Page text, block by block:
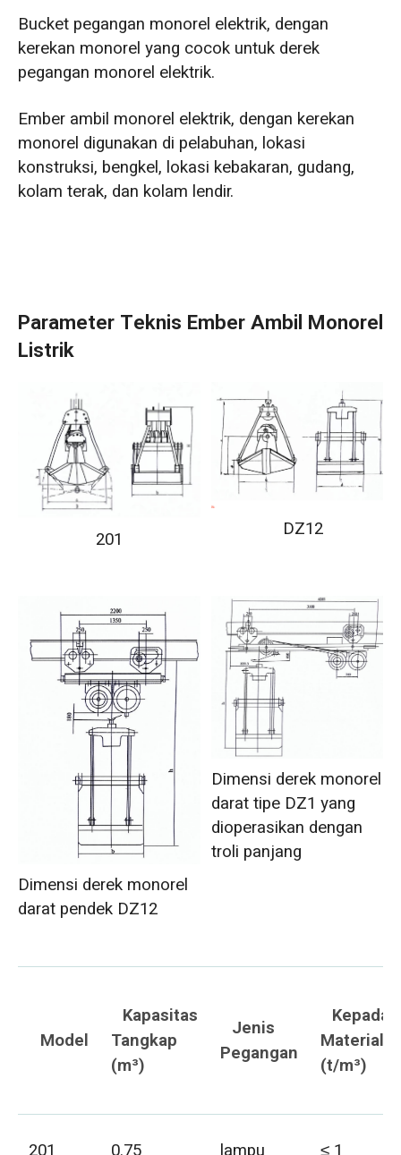
Bucket pegangan monorel elektrik, dengan
kerekan monorel yang cocok untuk derek
pegangan monorel elektrik.
Ember ambil monorel elektrik, dengan kerekan
monorel digunakan di pelabuhan, lokasi
konstruksi, bengkel, lokasi kebakaran, gudang,
kolam terak, dan kolam lendir.
Parameter Teknis Ember Ambil Monorel
Listrik
201 DZ12
Dimensi derek monorel
darat pendek DZ12
Dimensi derek monorel
darat tipe DZ1 yang
dioperasikan dengan
troli panjang
Model
Kapasitas
Tangkap
(m³)
Jenis
Pegangan
Material
(t/m³)